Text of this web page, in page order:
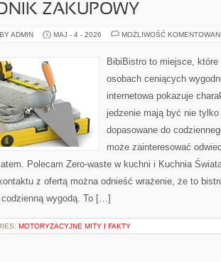
ZAKUPOWY
ADMIN MAJ - 4 - 2026 MOŻLIWOŚĆ
BibiBistro to miejsce, które
osobach ceniących
internetowa pokazuje
jedzenie mają być nie
dopasowane do
może zainteresować
Polecam Zero-waste w kuchni i Kuchnia
z ofertą można odnieść wrażenie, że to
codzienną wygodą. To […]
MOTORYZACYJNE MITY I FAKTY